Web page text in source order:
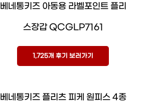
베네통키즈 아동용 라벨포인트 플리
스장갑 QCGLP7161
1,725개 후기 보러가기
베네통키즈 플리츠 피케 원피스 4종